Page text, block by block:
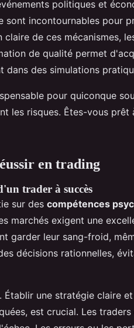
politiques et
incontournables pour
claire de ces mécanismes,
de qualité permet
des simulations
pour quiconque
les risques. Êtes-vous prêt
en trading
trader à succès
sur des compétences
marchés exigent une
garder leur sang-froid,
décisions rationnelles,
une stratégie claire
est crucial. Les